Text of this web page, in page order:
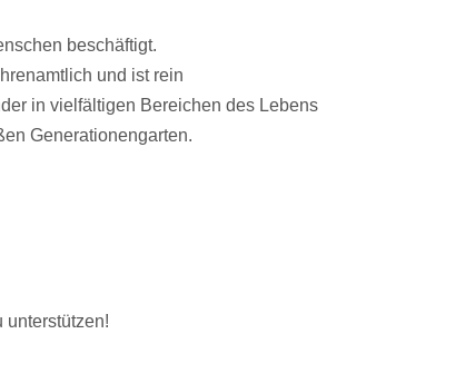
beschäftigt.
und ist rein
in vielfältigen Bereichen des Lebens
Generationengarten.